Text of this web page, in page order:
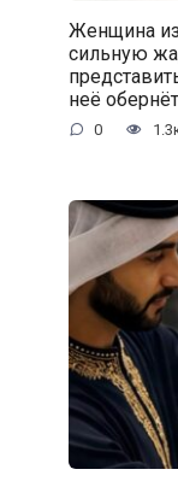
Женщина
сильную
неё
0